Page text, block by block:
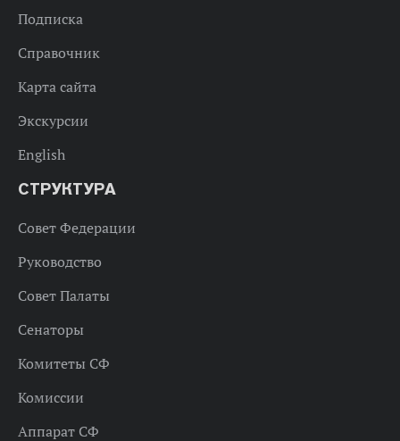
Подписка
Справочник
Карта сайта
Экскурсии
English
СТРУКТУРА
Совет Федерации
Руководство
Совет Палаты
Сенаторы
Комитеты СФ
Комиссии
Аппарат СФ